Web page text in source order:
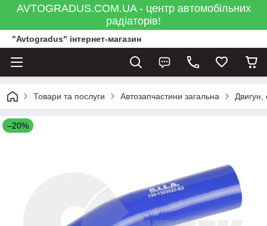
AVTOGRADUS.COM.UA - центр автомобільних
радіаторів!
"Avtogradus" інтернет-магазин
Товари та послуги Автозапчастини загальна Двигун,
–20%